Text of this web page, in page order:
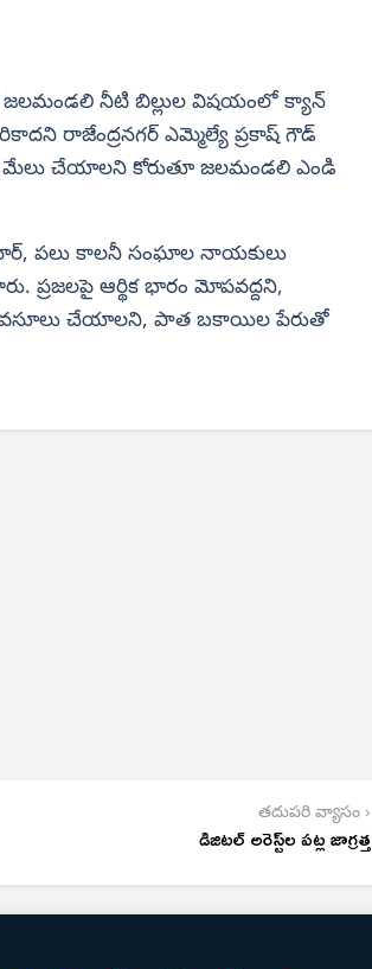
నీటి బిల్లుల విషయంలో క్యాన్
రాజేంద్రనగర్ ఎమ్మెల్యే ప్రకాష్ గౌడ్
మేలు చేయాలని కోరుతూ జలమండలి ఎండి
పలు కాలనీ సంఘాల నాయకులు
ప్రజలపై ఆర్థిక భారం మోపవద్దని,
వసూలు చేయాలని, పాత బకాయిల పేరుతో
తదుపరి వ్యాసం ›
డిజిటల్ అరెస్ట్‌ల పట్ల జాగ్రత్త